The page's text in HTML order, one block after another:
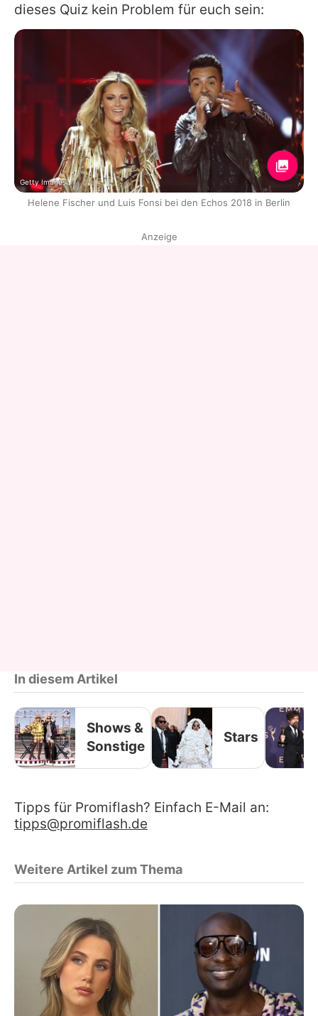
dieses Quiz kein Problem für euch sein:
Getty Images
Helene Fischer und Luis Fonsi bei den Echos 2018 in Berlin
Anzeige
In diesem Artikel
Shows &
Sonstige
Stars
Tipps für Promiflash? Einfach E-Mail an:
tipps@promiflash.de
Weitere Artikel zum Thema